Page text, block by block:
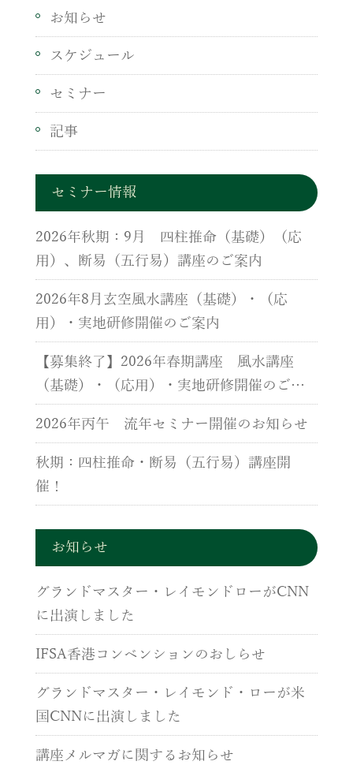
お知らせ
スケジュール
セミナー
記事
セミナー情報
2026年秋期：9月 四柱推命（基礎）（応
用）、断易（五行易）講座のご案内
2026年8月玄空風水講座（基礎）・（応
用）・実地研修開催のご案内
【募集終了】2026年春期講座 風水講座
（基礎）・（応用）・実地研修開催のご案
内
2026年丙午 流年セミナー開催のお知らせ
秋期：四柱推命・断易（五行易）講座開
催！
お知らせ
グランドマスター・レイモンドローがCNN
に出演しました
IFSA香港コンベンションのおしらせ
グランドマスター・レイモンド・ローが米
国CNNに出演しました
講座メルマガに関するお知らせ